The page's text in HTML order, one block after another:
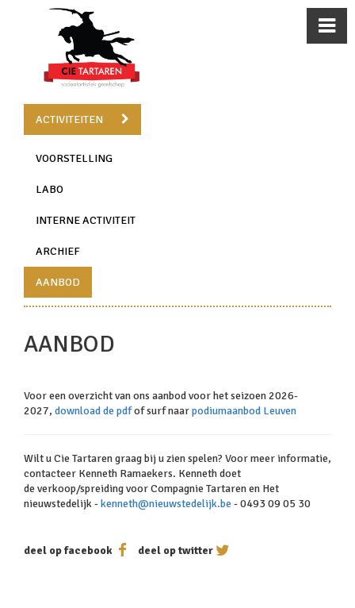
ACTIVITEITEN
VOORSTELLING
LABO
INTERNE ACTIVITEIT
ARCHIEF
AANBOD
AANBOD
Voor een overzicht van ons aanbod voor het seizoen 2026-
2027, download de pdfof surf naarpodiumaanbod Leuven
Wilt u Cie Tartaren graag bij u zien spelen? Voor meer informatie,
contacteer ​Kenneth Ramaekers. Kenneth doet
de verkoop/spreiding voor Compagnie Tartaren en Het
nieuwstedelijk -kenneth@nieuwstedelijk.be - 0493 09 05 30
deel op facebook deel op twitter